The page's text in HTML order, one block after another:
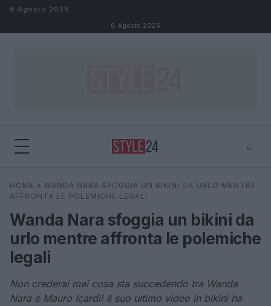
Salta al contenuto
6 Agosto 2026
6 Agosto 2026
⌕
Cerca ⌕ ×
HOME » WANDA NARA SFOGGIA UN BIKINI DA URLO MENTRE
AFFRONTA LE POLEMICHE LEGALI
Wanda Nara sfoggia un bikini da
urlo mentre affronta le polemiche
legali
Non crederai mai cosa sta succedendo tra Wanda
Nara e Mauro Icardi! Il suo ultimo video in bikini ha